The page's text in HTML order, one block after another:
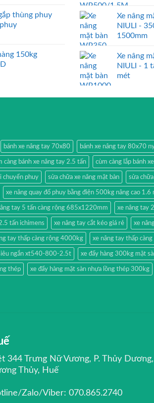
thùng phuy
150kg
Xe nâng
NIULI -
1500mm
Xe nâng
NIULI - 1
mét
bánh xe nâng tay 70x80 bánh xe nâng tay 80x70
càng bánh xe nâng tay 2.5 tấn cùm càng lắp bánh
chuyển phuy sửa chữa xe nâng mặt bàn sửa
xe nâng quay đổ phuy bằng điện 500kg nâng cao 1.6
tay 5 tấn càng rộng 685x1220mm xe nâng tay
tấn ichimens xe nâng tay cắt kéo giá rẻ xe
tay thấp càng rộng 4000kg xe nâng tay thấp
ngắn xt540-800-2.5t xe đẩy hàng 300kg mặt
thép xe đẩy hàng mặt sàn nhựa lồng thép 300kg
344 Trưng Nữ Vương, P. Thủy
Thủy, Huế
Zalo/Viber: 070.865.2740